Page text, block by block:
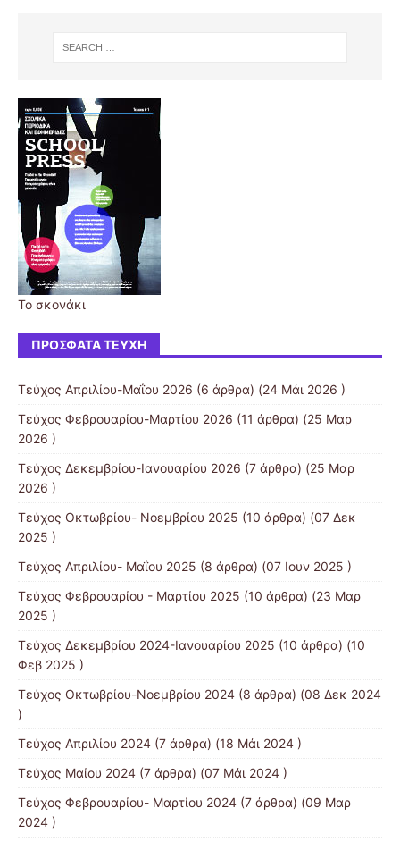
Το σκονάκι
ΠΡΌΣΦΑΤΑ ΤΕΎΧΗ
Τεύχος Απριλίου-Mαΐου 2026 (6 άρθρα) (24 Μάι 2026 )
Τεύχος Φεβρουαρίου-Μαρτίου 2026 (11 άρθρα) (25 Μαρ
2026 )
Τεύχος Δεκεμβρίου-Ιανουαρίου 2026 (7 άρθρα) (25 Μαρ
2026 )
Τεύχος Οκτωβρίου- Νοεμβρίου 2025 (10 άρθρα) (07 Δεκ
2025 )
Τεύχος Απριλίου- Μαΐου 2025 (8 άρθρα) (07 Ιουν 2025 )
Τεύχος Φεβρουαρίου - Μαρτίου 2025 (10 άρθρα) (23 Μαρ
2025 )
Τεύχος Δεκεμβρίου 2024-Ιανουαρίου 2025 (10 άρθρα) (10
Φεβ 2025 )
Τεύχος Οκτωβρίου-Νοεμβρίου 2024 (8 άρθρα) (08 Δεκ 2024
)
Τεύχος Απριλίου 2024 (7 άρθρα) (18 Μάι 2024 )
Τεύχος Μαίου 2024 (7 άρθρα) (07 Μάι 2024 )
Τεύχος Φεβρουαρίου- Μαρτίου 2024 (7 άρθρα) (09 Μαρ
2024 )